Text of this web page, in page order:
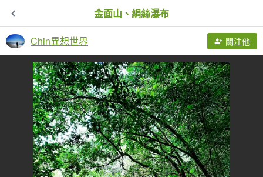
金面山、絹絲瀑布
Chin異想世界 關注他